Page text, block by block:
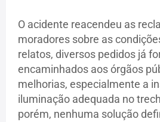
O acidente reacendeu as
moradores sobre as
relatos, diversos pedidos já
encaminhados aos órgãos
melhorias, especialmente a
iluminação adequada no
porém, nenhuma solução